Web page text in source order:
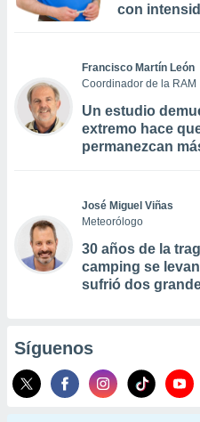
con
Francisco Martín León
Coordinador de la RAM
Un estudio
extremo hace
permanezcan
José Miguel Viñas
Meteorólogo
30 años de la
camping se
sufrió dos
Síguenos